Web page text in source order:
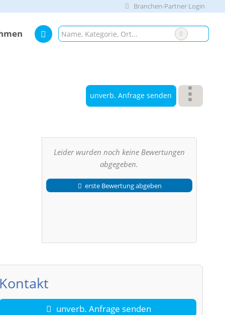
Branchen-Partner Login
unverb. Anfrage senden
Leider wurden noch keine Bewertungen
abgegeben.
erste Bewertung abgeben
Kontakt
unverb. Anfrage senden